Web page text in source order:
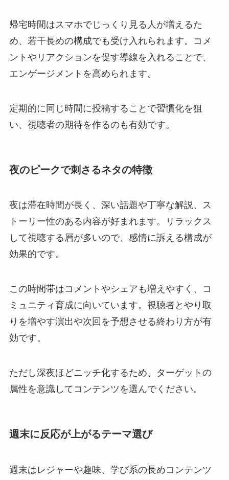
帰宅時間はスマホでじっくり見る人が増えるた
め、若干長めの構成でも受け入れられます。コメ
ントやリアクションを促す導線を入れることで、
エンゲージメントを高められます。
定期的に同じ時間に投稿することで習慣化を狙
い、視聴者の期待を作るのも有効です。
夜のピークで刺さるネタの特徴
夜は滞在時間が長く、深い話題や丁寧な解説、ス
トーリー性のある内容が好まれます。リラックス
して視聴する層が多いので、感情に訴える構成が
効果的です。
この時間帯はコメントやシェアも増えやすく、コ
ミュニティ育成に向いています。視聴者とやり取
りを増やす演出や次回を予想させる終わり方が有
効です。
ただし深夜ほどニッチ化するため、ターゲットの
属性を意識してコンテンツを選んでください。
週末に反応が上がるテーマ選び
週末はレジャーや趣味、学び系の長めコンテンツ